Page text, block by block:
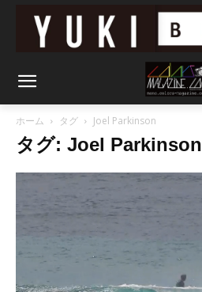
ホーム タグ Joel Parkinson
タグ: Joel Parkinson